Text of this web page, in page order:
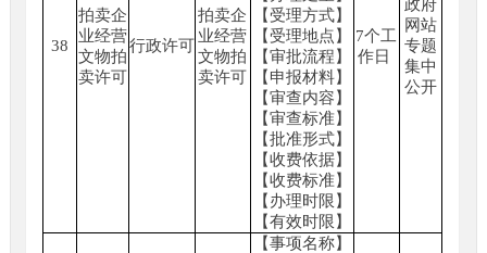
38
拍卖企
业经营
文物拍
卖许可
行政许可
拍卖企
业经营
文物拍
卖许可
【受理方式】
【受理地点】
【审批流程】
【申报材料】
【审查内容】
【审查标准】
【批准形式】
【收费依据】
【收费标准】
【办理时限】
【有效时限】
7个工
作日
政府
网站
专题
集中
公开
【事项名称】